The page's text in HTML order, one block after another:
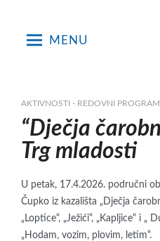
MENU
AKTIVNOSTI - REDOVNI PROGRAM
“Dječja
Trg mladosti
U petak, 17.4.2026. područni
Čupko iz kazališta „Dječja
„Loptice“, „Ježići“, „Kapljice“ i „
„Hodam, vozim, plovim, letim“.